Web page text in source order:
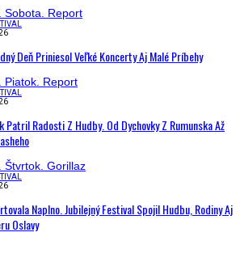
Deň Priniesol Veľké Koncerty Aj Malé Príbehy
Patril Radosti Z Hudby. Od Dychovky Z Rumunska Až
Naplno. Jubilejný Festival Spojil Hudbu, Rodiny Aj
Oslavy